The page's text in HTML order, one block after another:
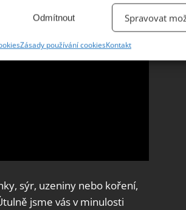
přenášených informací.
informací.
Odmítnout Spravovat
Zásady používání cookiesKontakt
sýr, uzeniny nebo koření,
jsme vás v minulosti